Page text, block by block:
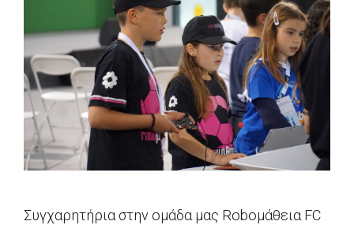
Συγχαρητήρια στην ομάδα μας Roboμάθεια FC